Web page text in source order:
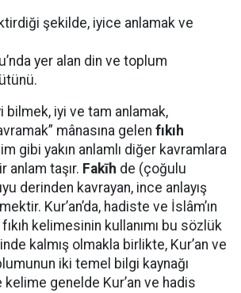
şekilde, iyice anlamak ve
yer alan din ve toplum
bilmek, iyi ve tam anlamak,
mânasına gelen fıkıh
gibi yakın anlamlı diğer kavramlara
anlam taşır. Fakīh de (çoğulu
derinden kavrayan, ince anlayış
Kur’an’da, hadiste ve İslâm’ın
kelimesinin kullanımı bu sözlük
kalmış olmakla birlikte, Kur’an ve
iki temel bilgi kaynağı
kelime genelde Kur’an ve hadis